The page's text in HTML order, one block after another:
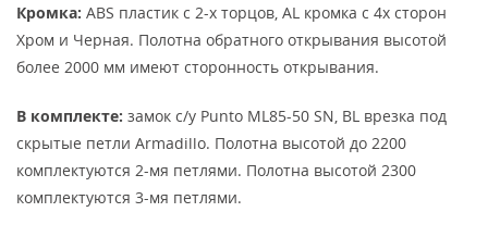
Кромка: АBS пластик с 2-х торцов, AL кромка с 4х сторон
Хром и Черная. Полотна обратного открывания высотой
более 2000 мм имеют сторонность открывания.
В комплекте: замок с/у Punto ML85-50 SN, BL врезка под
скрытые петли Armadillo. Полотна высотой до 2200
комплектуются 2-мя петлями. Полотна высотой 2300
комплектуются 3-мя петлями.